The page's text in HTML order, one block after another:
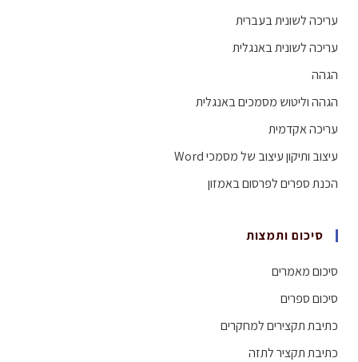
עריכה לשונית בעברית
עריכה לשונית באנגלית
הגהה
הגהה וליטוש מסמכים באנגלית
עריכה אקדמית
עיצוב ותיקון עיצוב של מסמכי Word
הכנת ספרים לפרסום באמזון
סיכום ותמצות
סיכום מאמרים
סיכום ספרים
כתיבת תקצירים למחקרים
כתיבת תקציר לתזה